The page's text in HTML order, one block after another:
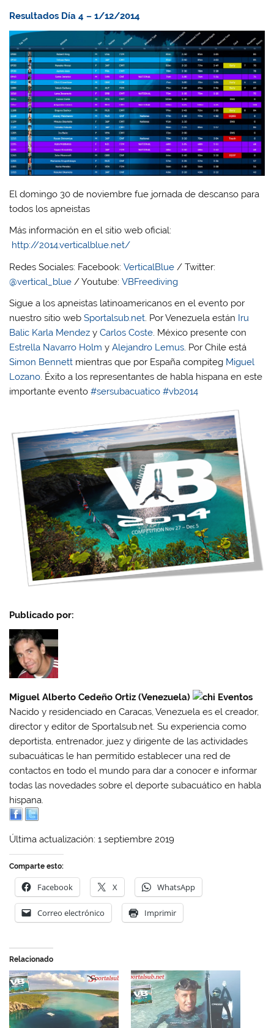
Resultados Día 4 – 1/12/2014
El domingo 30 de noviembre fue jornada de descanso para
todos los apneistas
Más información en el sitio web oficial:
http://2014.verticalblue.net/
Redes Sociales: Facebook:VerticalBlue / Twitter:
@vertical_blue / Youtube:VBFreediving
Sigue a los apneistas latinoamericanos en el evento por
nuestro sitio webSportalsub.net. Por Venezuela están Iru
Balic Karla Mendez yCarlos Coste. México presente con
Estrella Navarro Holm yAlejandro Lemus. Por Chile está
Simon Bennett mientras que por España compiteg Miguel
Lozano. Éxito a los representantes de habla hispana en este
importante evento‪#‎sersubacuatico‬ ‪#‎vb2014‬
Publicado por:
Miguel Alberto Cedeño Ortiz (Venezuela)
Nacido y residenciado en Caracas, Venezuela es el creador,
director y editor de Sportalsub.net. Su experiencia como
deportista, entrenador, juez y dirigente de las actividades
subacuáticas le han permitido establecer una red de
contactos en todo el mundo para dar a conocer e informar
todas las novedades sobre el deporte subacuático en habla
hispana.
Última actualización: 1 septiembre 2019
Comparte esto:
Facebook X WhatsApp
Correo electrónico Imprimir
Relacionado